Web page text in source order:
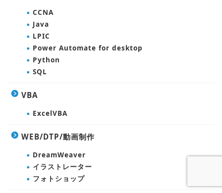
CCNA
Java
LPIC
Power Automate for desktop
Python
SQL
VBA
ExcelVBA
WEB/DTP/動画制作
DreamWeaver
イラストレーター
フォトショップ